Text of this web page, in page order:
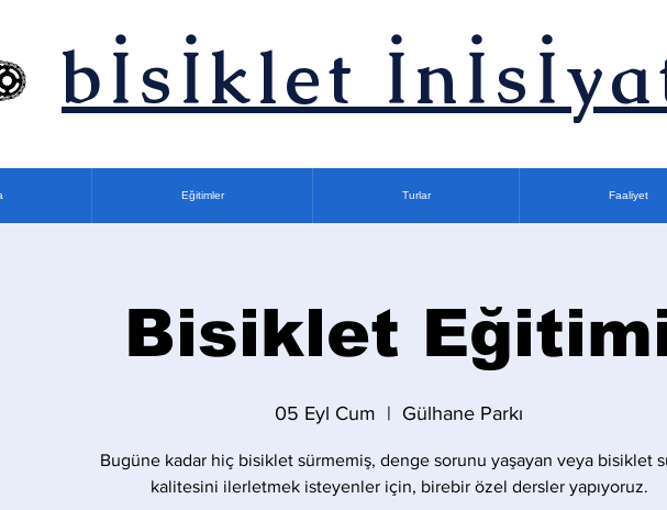
bİsİklet
Eğitimler Turlar Faaliyet
Bisiklet
05 Eyl Cum
  |
Gülhane Parkı
Bugüne kadar hiç bisiklet sürmemiş, denge sorunu yaşayan veya bisiklet
kalitesini ilerletmek isteyenler için, birebir özel dersler yapıyoruz.